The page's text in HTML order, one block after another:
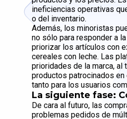
ineficiencias operativas
o del inventario.
Además, los minoristas
no sólo para responder a
priorizar los artículos con
cereales con leche. Las
prioridades de la marca,
productos patrocinados en
tanto para los usuarios
La siguiente fase:
De cara al futuro, las
problemas pedidos de